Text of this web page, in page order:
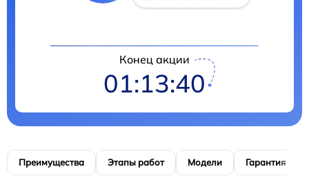
Конец акции
01:13:40
Преимущества Этапы работ Модели Гарантия